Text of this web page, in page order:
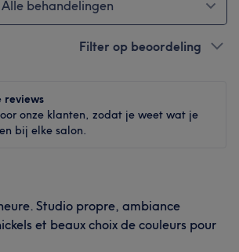
Alle behandelingen
Filter op beoordeling
reviews
onze klanten, zodat je weet wat je
bij elke salon.
Studio propre, ambiance
et beaux choix de couleurs pour